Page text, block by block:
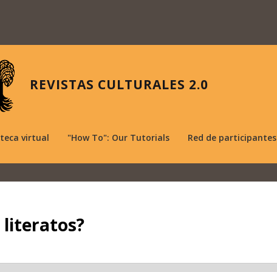
REVISTAS CULTURALES 2.0
virtual "How To": Our Tutorials Red de participantes
literatos?